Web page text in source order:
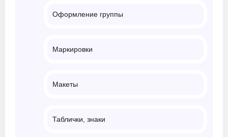
Оформление группы
Маркировки
Макеты
Таблички, знаки